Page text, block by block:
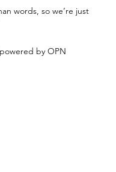
words, so we’re just
by OPN